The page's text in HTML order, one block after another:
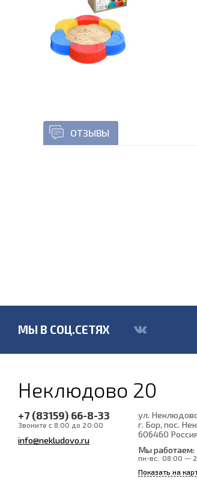
ОТЗЫВЫ
МЫ В СОЦ.СЕТЯХ
Неклюдово 20
+7 (83159) 66-8-33
Звоните с 8:00 до 20:00
info@nekludovo.ru
ул.
г. Бор, пос.
606460
Мы работаем:
пн-вс: 08:00 —
Показать на